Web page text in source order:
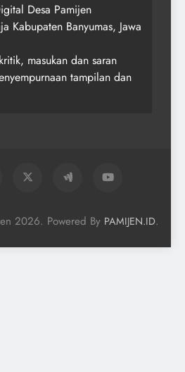
Desa Pamijen
Kabupaten Banyumas, Jawa
masukan dan saran
tampilan dan
2026. Powered By PAMIJEN.ID.